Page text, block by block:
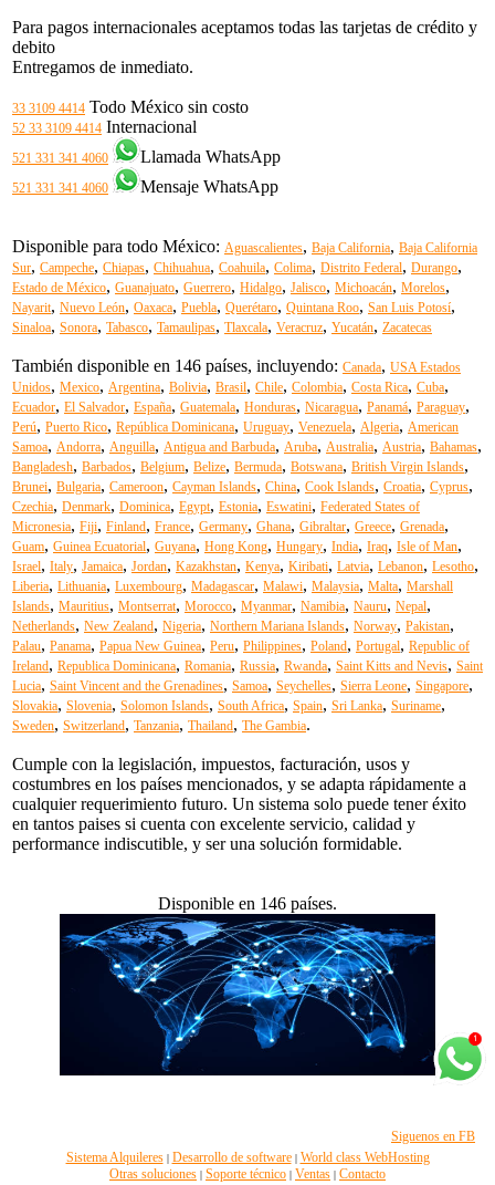
Para pagos internacionales aceptamos todas las tarjetas de crédito y
debito
Entregamos de inmediato.
33 3109 4414 Todo México sin costo
52 33 3109 4414 Internacional
521 331 341 4060 Llamada WhatsApp
521 331 341 4060 Mensaje WhatsApp
Disponible para todo México: Aguascalientes, Baja California, Baja California
Sur, Campeche, Chiapas, Chihuahua, Coahuila, Colima, Distrito Federal, Durango,
Estado de México, Guanajuato, Guerrero, Hidalgo, Jalisco, Michoacán, Morelos,
Nayarit, Nuevo León, Oaxaca, Puebla, Querétaro, Quintana Roo, San Luis Potosí,
Sinaloa, Sonora, Tabasco, Tamaulipas, Tlaxcala, Veracruz, Yucatán, Zacatecas
También disponible en 146 países, incluyendo: Canada, USA Estados
Unidos, Mexico, Argentina, Bolivia, Brasil, Chile, Colombia, Costa Rica, Cuba,
Ecuador, El Salvador, España, Guatemala, Honduras, Nicaragua, Panamá, Paraguay,
Perú, Puerto Rico, República Dominicana, Uruguay, Venezuela, Algeria, American
Samoa, Andorra, Anguilla, Antigua and Barbuda, Aruba, Australia, Austria, Bahamas,
Bangladesh, Barbados, Belgium, Belize, Bermuda, Botswana, British Virgin Islands,
Brunei, Bulgaria, Cameroon, Cayman Islands, China, Cook Islands, Croatia, Cyprus,
Czechia, Denmark, Dominica, Egypt, Estonia, Eswatini, Federated States of
Micronesia, Fiji, Finland, France, Germany, Ghana, Gibraltar, Greece, Grenada,
Guam, Guinea Ecuatorial, Guyana, Hong Kong, Hungary, India, Iraq, Isle of Man,
Israel, Italy, Jamaica, Jordan, Kazakhstan, Kenya, Kiribati, Latvia, Lebanon, Lesotho,
Liberia, Lithuania, Luxembourg, Madagascar, Malawi, Malaysia, Malta, Marshall
Islands, Mauritius, Montserrat, Morocco, Myanmar, Namibia, Nauru, Nepal,
Netherlands, New Zealand, Nigeria, Northern Mariana Islands, Norway, Pakistan,
Palau, Panama, Papua New Guinea, Peru, Philippines, Poland, Portugal, Republic of
Ireland, Republica Dominicana, Romania, Russia, Rwanda, Saint Kitts and Nevis, Saint
Lucia, Saint Vincent and the Grenadines, Samoa, Seychelles, Sierra Leone, Singapore,
Slovakia, Slovenia, Solomon Islands, South Africa, Spain, Sri Lanka, Suriname,
Sweden, Switzerland, Tanzania, Thailand, The Gambia.
Cumple con la legislación, impuestos, facturación, usos y
costumbres en los países mencionados, y se adapta rápidamente a
cualquier requerimiento futuro. Un sistema solo puede tener éxito
en tantos paises si cuenta con excelente servicio, calidad y
performance indiscutible, y ser una solución formidable.
Disponible en 146 países.
Siguenos en FB
Sistema Alquileres| Desarrollo de software| World class WebHosting
Otras soluciones | Soporte técnico | Ventas | Contacto